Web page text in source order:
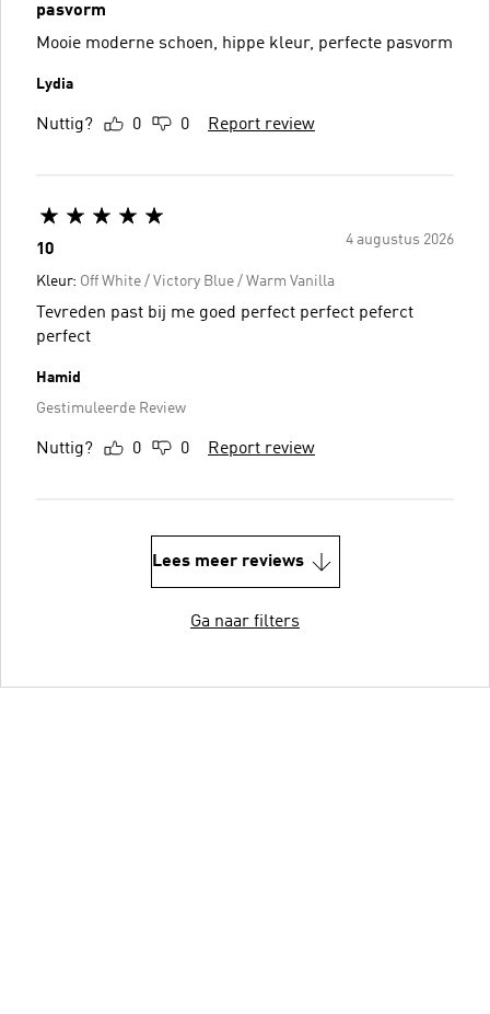
pasvorm
Mooie moderne schoen, hippe kleur, perfecte pasvorm
Lydia
Nuttig? 0 0 Report review
4 augustus 2026
10
Kleur: Off White / Victory Blue / Warm Vanilla
Tevreden past bij me goed perfect perfect peferct
perfect
Hamid
Gestimuleerde Review
Nuttig? 0 0 Report review
Lees meer reviews
Ga naar filters